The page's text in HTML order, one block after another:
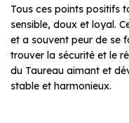
Tous ces points positifs
sensible, doux et loyal.
et a souvent peur de se
trouver la sécurité et le
du Taureau aimant et
stable et harmonieux.